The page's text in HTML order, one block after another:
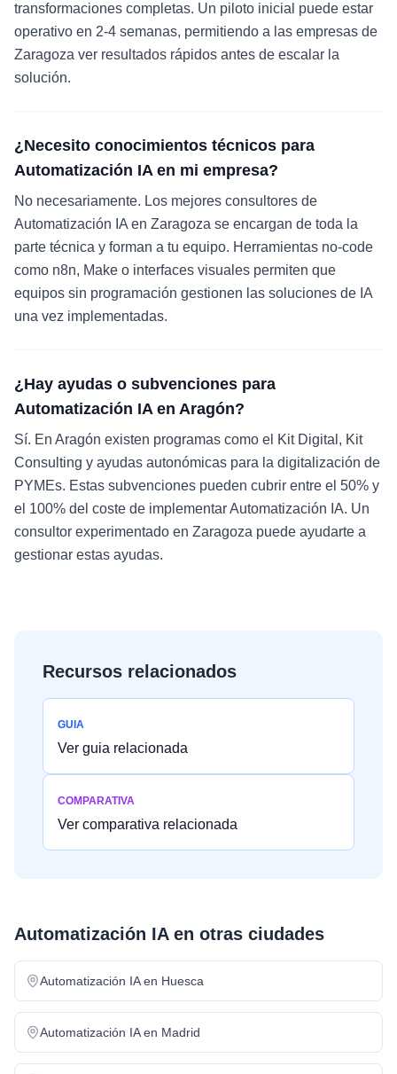
transformaciones completas. Un piloto inicial puede estar
operativo en 2-4 semanas, permitiendo a las empresas de
Zaragoza ver resultados rápidos antes de escalar la
solución.
¿Necesito conocimientos técnicos para
Automatización IA en mi empresa?
No necesariamente. Los mejores consultores de
Automatización IA en Zaragoza se encargan de toda la
parte técnica y forman a tu equipo. Herramientas no-code
como n8n, Make o interfaces visuales permiten que
equipos sin programación gestionen las soluciones de IA
una vez implementadas.
¿Hay ayudas o subvenciones para
Automatización IA en Aragón?
Sí. En Aragón existen programas como el Kit Digital, Kit
Consulting y ayudas autonómicas para la digitalización de
PYMEs. Estas subvenciones pueden cubrir entre el 50% y
el 100% del coste de implementar Automatización IA. Un
consultor experimentado en Zaragoza puede ayudarte a
gestionar estas ayudas.
Recursos relacionados
GUIA
Ver guia relacionada
COMPARATIVA
Ver comparativa relacionada
Automatización IAen otras ciudades
Automatización IAen Huesca
Automatización IAen Madrid